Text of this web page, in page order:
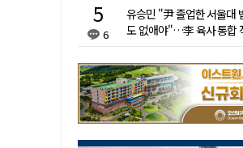
6
유승민 "尹 졸업한 서울대
도 없애야"…李 육사 통합